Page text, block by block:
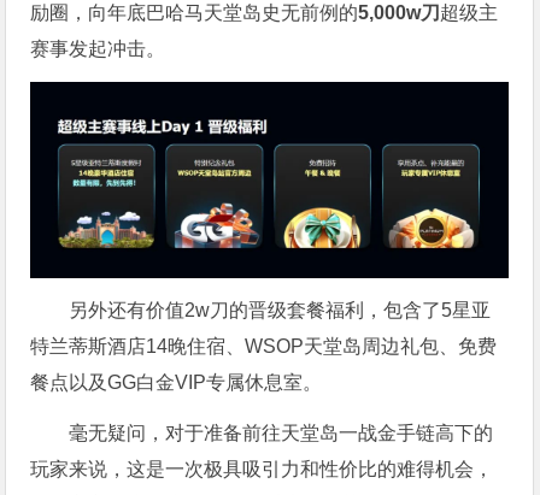
励圈，向年底巴哈马天堂岛史无前例的5,000w刀 超级主
赛事发起冲击。
另外还有价值2w刀的晋级套餐福利，包含了5星亚
特兰蒂斯酒店14晚住宿、WSOP天堂岛周边礼包、免费
餐点以及GG白金VIP专属休息室。
毫无疑问，对于准备前往天堂岛一战金手链高下的
玩家来说，这是一次极具吸引力和性价比的难得机会，